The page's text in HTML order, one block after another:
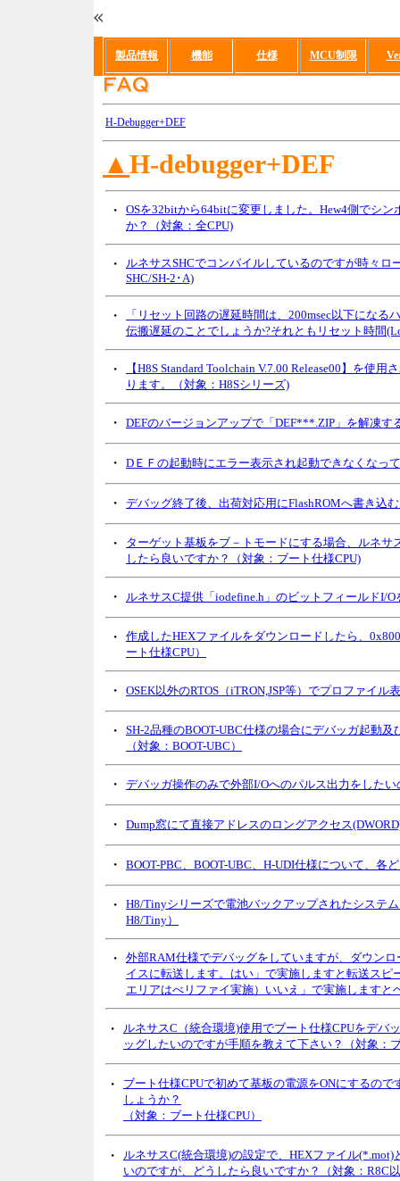
製品情報 機能 仕様 MCU制限
H-Debugger+DEF
▲H-debugger+DEF
・
OSを32bitから64bitに変更しました。Hew4側でシ
か？（対象：全CPU)
・
ルネサスSHCでコンパイルしているのですが時々
SHC/SH-2･A)
・
「リセット回路の遅延時間は、200msec以下にな
伝搬遅延のことでしょうか?それともリセット時間
・
【H8S Standard Toolchain V.7.00 Release00】を使
ります。（対象：H8Sシリーズ)
・ DEFのバージョンアップで「DEF***.ZIP」を解凍す
・ DＥＦの起動時にエラー表示され起動できなくなっ
・ デバッグ終了後、出荷対応用にFlashROMへ書き込
・
ターゲット基板をブ－トモードにする場合、ルネ
したら良いですか？（対象：ブート仕様CPU)
・ ルネサスC提供「iodefine.h」のビットフィールドI/
・
作成したHEXファイルをダウンロードしたら、
ート仕様CPU）
・ OSEK以外のRTOS（iTRON,JSP等）でプロファイ
・
SH-2品種のBOOT-UBC仕様の場合にデバッガ起動
（対象：BOOT-UBC）
・ デバッガ操作のみで外部I/Oへのパルス出力をした
・ Dump窓にて直接アドレスのロングアクセス
・ BOOT-PBC、BOOT-UBC、H-UDI仕様について、
・
H8/Tinyシリーズで電池バックアップされたシステ
H8/Tiny）
・
外部RAM仕様でデバッグをしていますが、ダウン
イスに転送します。はい」で実施しますと転送ス
エリアはべリファイ実施）いいえ」で実施します
・
ルネサスC（統合環境)使用でブート仕様CPUをデバ
ッグしたいのですが手順を教えて下さい？（対象：
・
ブート仕様CPUで初めて基板の電源をONにするの
しょうか？
（対象： ブート仕様CPU）
・ ルネサスC(統合環境)の設定で、HEXファイル
いのですが、どうしたら良いですか？（対象：R8C